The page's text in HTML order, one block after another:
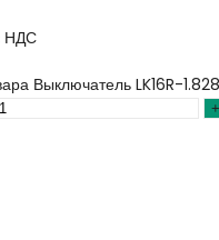
НДС
Выключатель LK16R-